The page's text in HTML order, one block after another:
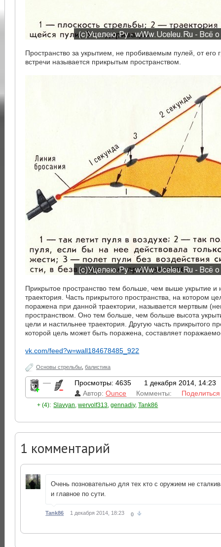
Пространство за укрытием, не пробиваемым пулей, от его
встречи называется прикрытым пространством.
Прикрытое пространство тем больше, чем выше укрытие и
траектория. Часть прикрытого пространства, на котором
поражена при данной траектории, называется мертвым
пространством. Оно тем больше, чем больше высота
цели и настильнее траектория. Другую часть прикрытого
которой цель может быть поражена, составляет
vk.com/feed?w=wall184678485_922
Основы стрельбы ,балистика
— Просмотры: 4635
1 декабря 2014, 14:23
Автор:Ounce Комменты: Поделиться
+ (4): Slavyan ,wervolf313 ,gennadiy,Tank86
1 комментарий
Очень позновательно для тех кто с оружием не
и главное по сути.
Tank86 1 декабря 2014, 18:23 0